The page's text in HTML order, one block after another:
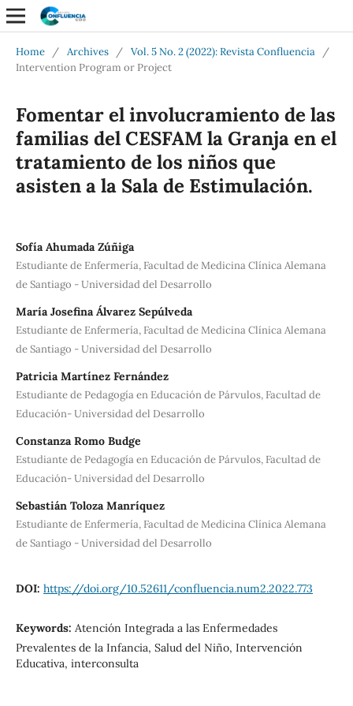
Home / Archives / Vol. 5 No. 2 (2022): Revista Confluencia
/
Intervention Program or Project
Fomentar el involucramiento de las
familias del CESFAM la Granja en el
tratamiento de los niños que
asisten a la Sala de Estimulación.
Sofía Ahumada Zúñiga
Estudiante de Enfermería, Facultad de Medicina Clínica Alemana
de Santiago - Universidad del Desarrollo
María Josefina Álvarez Sepúlveda
Estudiante de Enfermería, Facultad de Medicina Clínica Alemana
de Santiago - Universidad del Desarrollo
Patricia Martínez Fernández
Estudiante de Pedagogía en Educación de Párvulos, Facultad de
Educación- Universidad del Desarrollo
Constanza Romo Budge
Estudiante de Pedagogía en Educación de Párvulos, Facultad de
Educación- Universidad del Desarrollo
Sebastián Toloza Manríquez
Estudiante de Enfermería, Facultad de Medicina Clínica Alemana
de Santiago - Universidad del Desarrollo
DOI: https://doi.org/10.52611/confluencia.num2.2022.773
Keywords: Atención Integrada a las Enfermedades
Prevalentes de la Infancia, Salud del Niño, Intervención
Educativa, interconsulta